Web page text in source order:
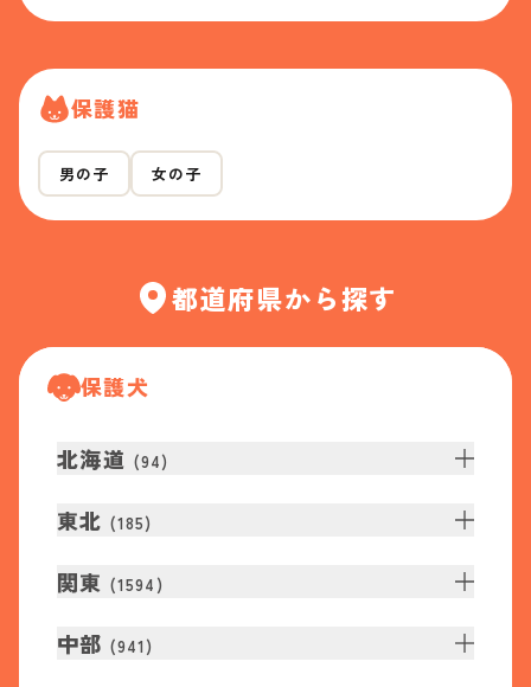
保護猫
男の子 女の子
都道府県から探す
保護犬
北海道 (94)
東北 (185)
関東 (1594 )
中部 (941 )